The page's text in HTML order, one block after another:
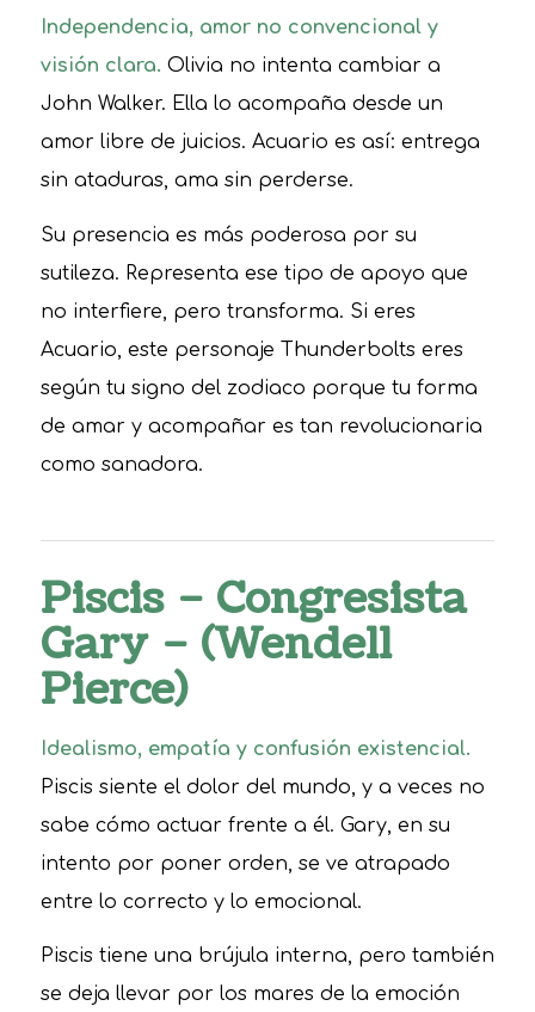
Independencia, amor no convencional y
visión clara. Olivia no intenta cambiar a
John Walker. Ella lo acompaña desde un
amor libre de juicios. Acuario es así: entrega
sin ataduras, ama sin perderse.
Su presencia es más poderosa por su
sutileza. Representa ese tipo de apoyo que
no interfiere, pero transforma. Si eres
Acuario, este personaje Thunderbolts eres
según tu signo del zodiaco porque tu forma
de amar y acompañar es tan revolucionaria
como sanadora.
Piscis – Congresista
Gary – (Wendell
Pierce)
Idealismo, empatía y confusión existencial.
Piscis siente el dolor del mundo, y a veces no
sabe cómo actuar frente a él. Gary, en su
intento por poner orden, se ve atrapado
entre lo correcto y lo emocional.
Piscis tiene una brújula interna, pero también
se deja llevar por los mares de la emoción